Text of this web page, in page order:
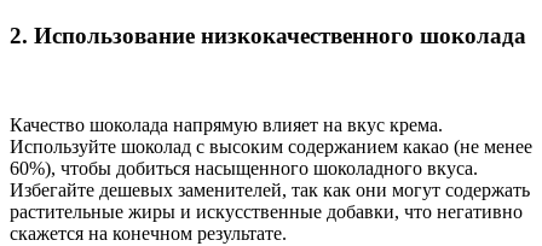
2. Использование низкокачественного шоколада
Качество шоколада напрямую влияет на вкус крема.
Используйте шоколад с высоким содержанием какао (не менее
60%), чтобы добиться насыщенного шоколадного вкуса.
Избегайте дешевых заменителей, так как они могут содержать
растительные жиры и искусственные добавки, что негативно
скажется на конечном результате.